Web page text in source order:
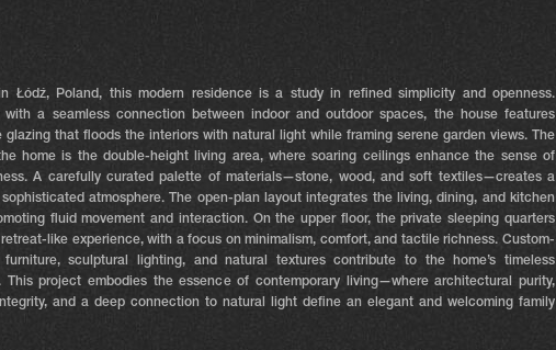
Łódź, Poland, this modern residence is a study in refined simplicity and openness.
with a seamless connection between indoor and outdoor spaces, the house features
glazing that floods the interiors with natural light while framing serene garden views. The
home is the double-height living area, where soaring ceilings enhance the sense of
A carefully curated palette of materials—stone, wood, and soft textiles—creates a
atmosphere. The open-plan layout integrates the living, dining, and kitchen
fluid movement and interaction. On the upper floor, the private sleeping quarters
like experience, with a focus on minimalism, comfort, and tactile richness. Custom-
furniture, sculptural lighting, and natural textures contribute to the home’s timeless
This project embodies the essence of contemporary living—where architectural purity,
and a deep connection to natural light define an elegant and welcoming family